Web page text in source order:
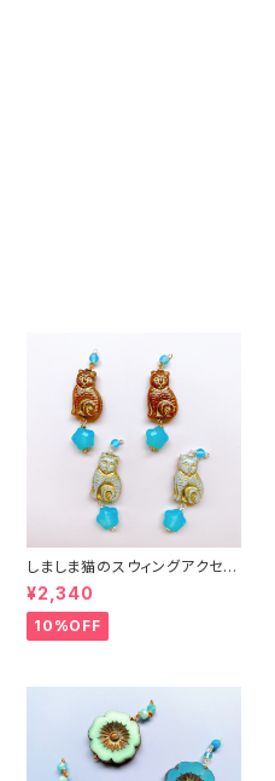
しましま猫のスウィングアクセサ
リー２
¥2,340
10%OFF